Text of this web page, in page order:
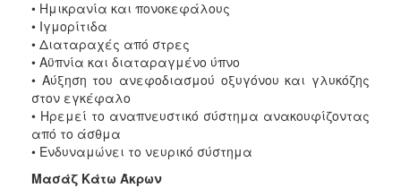
• Ημικρανία και πονοκεφάλους
• Ιγμορίτιδα
• Διαταραχές από στρες
• Αϋπνία και διαταραγμένο ύπνο
• Αύξηση του ανεφοδιασμού οξυγόνου και γλυκόζης
στον εγκέφαλο
• Ηρεμεί το αναπνευστικό σύστημα ανακουφίζοντας
από το άσθμα
• Ενδυναμώνει το νευρικό σύστημα
Μασάζ Κάτω Άκρων